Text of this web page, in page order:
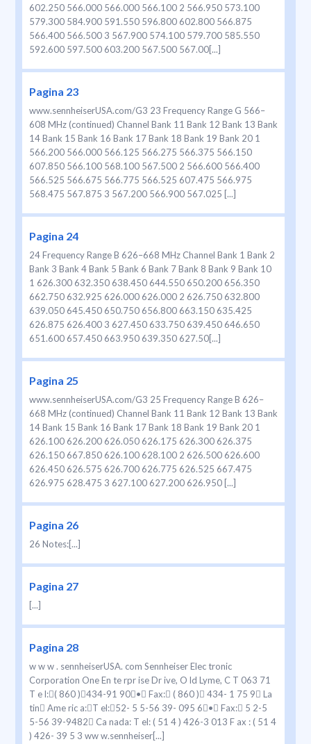
602.250 566.000 566.000 566.100 2 566.950 573.100
579.300 584.900 591.550 596.800 602.800 566.875
566.400 566.500 3 567.900 574.100 579.700 585.550
592.600 597.500 603.200 567.500 567.00[...]
Pagina 23
www.sennheiserUSA.com/G3 23 Frequency Range G 566–
608 MHz (continued) Channel Bank 11 Bank 12 Bank 13 Bank
14 Bank 15 Bank 16 Bank 17 Bank 18 Bank 19 Bank 20 1
566.200 566.000 566.125 566.275 566.375 566.150
607.850 566.100 568.100 567.500 2 566.600 566.400
566.525 566.675 566.775 566.525 607.475 566.975
568.475 567.875 3 567.200 566.900 567.025 [...]
Pagina 24
24 Frequency Range B 626–668 MHz Channel Bank 1 Bank 2
Bank 3 Bank 4 Bank 5 Bank 6 Bank 7 Bank 8 Bank 9 Bank 10
1 626.300 632.350 638.450 644.550 650.200 656.350
662.750 632.925 626.000 626.000 2 626.750 632.800
639.050 645.450 650.750 656.800 663.150 635.425
626.875 626.400 3 627.450 633.750 639.450 646.650
651.600 657.450 663.950 639.350 627.50[...]
Pagina 25
www.sennheiserUSA.com/G3 25 Frequency Range B 626–
668 MHz (continued) Channel Bank 11 Bank 12 Bank 13 Bank
14 Bank 15 Bank 16 Bank 17 Bank 18 Bank 19 Bank 20 1
626.100 626.200 626.050 626.175 626.300 626.375
626.150 667.850 626.100 628.100 2 626.500 626.600
626.450 626.575 626.700 626.775 626.525 667.475
626.975 628.475 3 627.100 627.200 626.950 [...]
Pagina 26
26 Notes:[...]
Pagina 27
[...]
Pagina 28
w w w . sennheiserUSA. com Sennheiser Elec tronic
Corporation One En te rpr ise Dr ive, O ld Lyme, C T 063 71
T e l:( 860 )434-91 90• Fax: ( 860 ) 434- 1 75 9 La
tin Ame ric a:T el:52- 5 5-56 39- 095 6• Fax: 5 2-5
5-56 39-9482 Ca nada: T el: ( 51 4 ) 426-3 013 F ax : ( 51 4
) 426- 39 5 3 ww w.sennheiser[...]